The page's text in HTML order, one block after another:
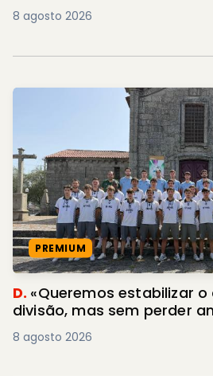
8 agosto 2026
PREMIUM
D. «Queremos estabilizar
divisão, mas sem perder
8 agosto 2026